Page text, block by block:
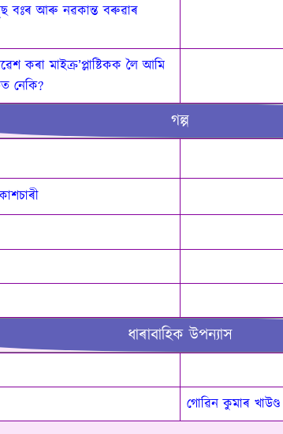
বঃৰ আৰু নৱকান্ত বৰুৱাৰ
কৰা মাইক্ৰ’প্লাষ্টিকক লৈ আমি
নেকি?
গল্প
ধাৰাবাহিক উপন্যাস
গোৱিন কুমাৰ খাউণ্ড